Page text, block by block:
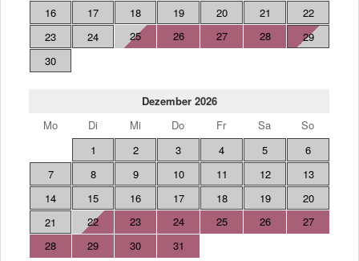
16
17 18 19 20 21
22
23
24 25 26 27 28
29
30
Dezember 2026
Mo
Di Mi Do Fr Sa
So
1
2 3 4 5
6
7
8 9 10 11 12
13
14
15 16 17 18 19
20
21
22 23 24 25 26
27
28
29 30 31